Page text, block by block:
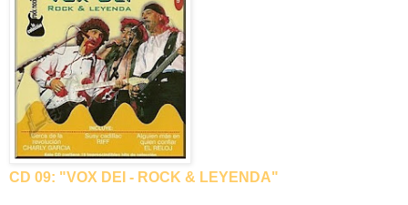
CD 09: "VOX DEI - ROCK & LEYENDA"